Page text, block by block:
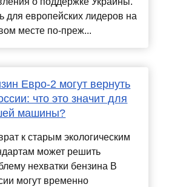
для европейских лидеров на
месте по-преж...
Евро-2 могут вернуть
что это значит для
машины?
к старым экологическим
может решить
нехватки бензина В
могут временно